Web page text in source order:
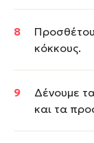
κόκκους.
Δένουμε
και τα